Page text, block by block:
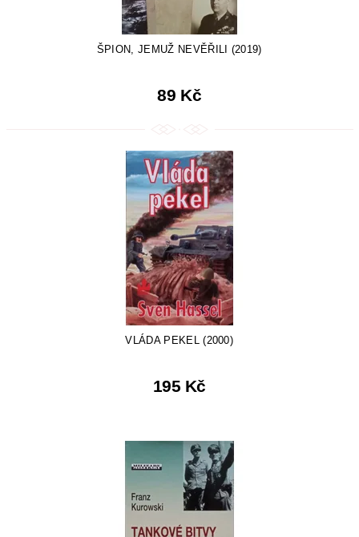
ŠPION, JEMUŽ NEVĚŘILI (2019)
89 Kč
VLÁDA PEKEL (2000)
195 Kč